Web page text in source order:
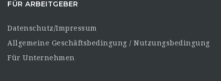
FÜR ARBEITGEBER
Datenschutz/Impressum
Allgemeine Geschäftsbedingung / Nutzungsbedingung
Für Unternehmen